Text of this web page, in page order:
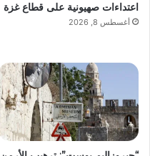
اعتداءات صهيونية على قطاع غزة
أغسطس 8, 2026